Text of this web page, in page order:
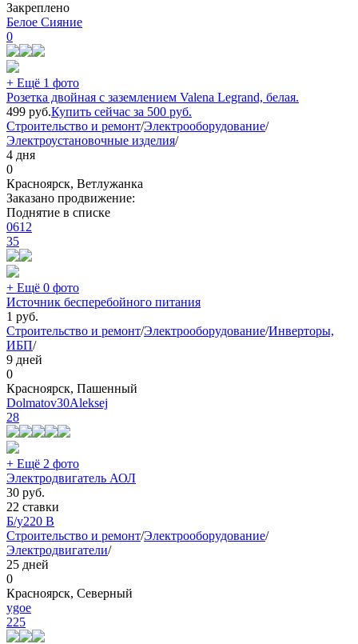
Закреплено
Белое Сияние
0
+ Ещё 1 фото
Розетка двойная с заземлением Valena Legrand, белая.
499 руб.Купить сейчас за 500 руб.
Строительство и ремонт/Электрооборудование/
Электроустановочные изделия/
4 дня
0
Красноярск, Ветлужанка
Заказано продвижение:
Поднятие в списке
0612
35
+ Ещё 0 фото
Источник бесперебойного питания
1 руб.
Строительство и ремонт/Электрооборудование/Инверторы,
ИБП/
9 дней
0
Красноярск, Пашенный
Dolmatov30Aleksej
28
+ Ещё 2 фото
Электродвигатель АОЛ
30 руб.
22 ставки
Б/у220 В
Строительство и ремонт/Электрооборудование/
Электродвигатели/
25 дней
0
Красноярск, Северный
ygoe
225